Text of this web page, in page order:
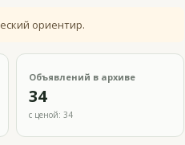
ориентир.
Объявлений в архиве
34
с ценой: 34